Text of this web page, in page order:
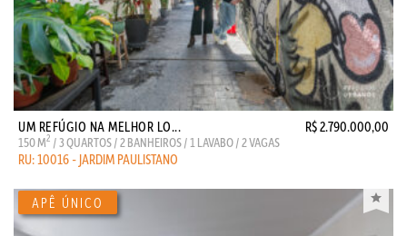
UM REFÚGIO NA MELHOR LO... R$ 2.790.000,00
150 M2 / 3 QUARTOS / 2 BANHEIROS / 1 LAVABO / 2 VAGAS
RU: 10016 - JARDIM PAULISTANO